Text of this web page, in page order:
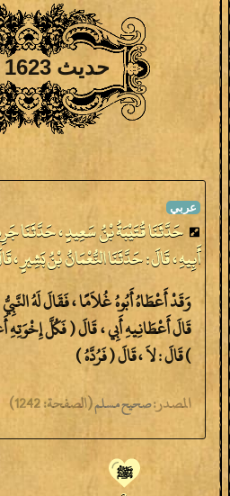
حديث 1623 جزء 4
حَدَّثَنَا قُتَيْبَةُ بْنُ سَعِيدٍ ، حَدَّثَنَا
أَبِيهِ ، قَالَ : حَدَّثَنَا النُّعْمَانُ بْنُ بَشِيرٍ ،
وَقَدْ أَعْطَاهُ أَبُوهُ غُلاَمًا ، فَقَالَ لَهُ
قَالَ أَعْطَانِيهِ أَبِي ، قَالَ ( فَكُلَّ
) قَالَ : لاَ ، قَالَ ( فَرُدَّهُ )
المصدر:صحيح مسلم(الصفحة:1242)
ﷺ